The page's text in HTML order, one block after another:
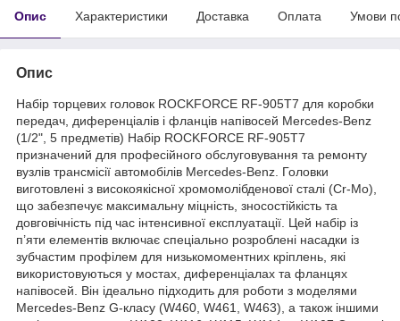
Опис Характеристики Доставка Оплата Умови
Опис
Набір торцевих головок ROCKFORCE RF-905T7 для коробки
передач, диференціалів і фланців напівосей Mercedes-Benz
(1/2", 5 предметів) Набір ROCKFORCE RF-905T7
призначений для професійного обслуговування та ремонту
вузлів трансмісії автомобілів Mercedes-Benz. Головки
виготовлені з високоякісної хромомолібденової сталі (Cr-Mo),
що забезпечує максимальну міцність, зносостійкість та
довговічність під час інтенсивної експлуатації. Цей набір із
п’яти елементів включає спеціально розроблені насадки із
зубчастим профілем для низькомоментних кріплень, які
використовуються у мостах, диференціалах та фланцях
напівосей. Він ідеально підходить для роботи з моделями
Mercedes-Benz G-класу (W460, W461, W463), а також іншими